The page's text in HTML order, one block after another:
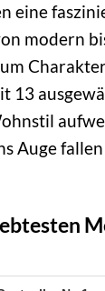
eine
modern
13
Auge